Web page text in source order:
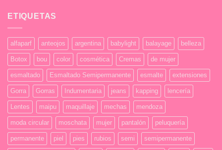
Test
ETIQUETAS
alfaparf anteojos argentina babylight balayage belleza
Botox bou color cosmética Cremas de mujer
esmaltado Esmaltado Semipermanente esmalte extensiones
Gorra Gorras Indumentaria jeans kapping lencería
Lentes maipu maquillaje mechas mendoza
moda circular moschata mujer pantalón peluquería
permanente piel pies rubios semi semipermanente